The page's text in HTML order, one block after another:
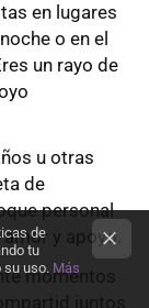
en lugares
o en el
un rayo de
u otras
de
personal
y apoyo.
momentos
juntos
de
tu
su uso. Más